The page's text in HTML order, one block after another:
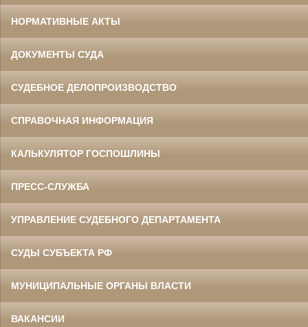
НОРМАТИВНЫЕ АКТЫ
ДОКУМЕНТЫ СУДА
СУДЕБНОЕ ДЕЛОПРОИЗВОДСТВО
СПРАВОЧНАЯ ИНФОРМАЦИЯ
КАЛЬКУЛЯТОР ГОСПОШЛИНЫ
ПРЕСС-СЛУЖБА
УПРАВЛЕНИЕ СУДЕБНОГО ДЕПАРТАМЕНТА
СУДЫ СУБЪЕКТА РФ
МУНИЦИПАЛЬНЫЕ ОРГАНЫ ВЛАСТИ
ВАКАНСИИ